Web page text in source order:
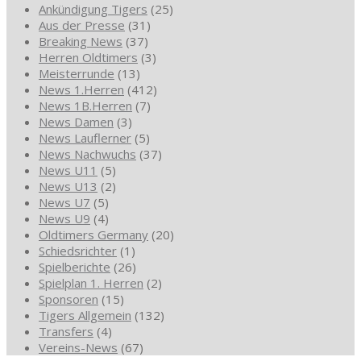
Ankündigung Tigers (25)
Aus der Presse (31)
Breaking News (37)
Herren Oldtimers (3)
Meisterrunde (13)
News 1.Herren (412)
News 1B.Herren (7)
News Damen (3)
News Lauflerner (5)
News Nachwuchs (37)
News U11 (5)
News U13 (2)
News U7 (5)
News U9 (4)
Oldtimers Germany (20)
Schiedsrichter (1)
Spielberichte (26)
Spielplan 1. Herren (2)
Sponsoren (15)
Tigers Allgemein (132)
Transfers (4)
Vereins-News (67)